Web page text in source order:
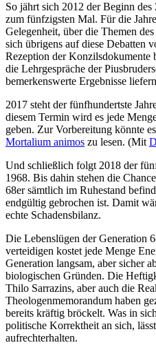
So jährt sich 2012 der Beginn
zum fünfzigsten Mal. Für die
Gelegenheit, über die Themen
sich übrigens auf diese Debatten
Rezeption der Konzilsdokumente
die Lehrgespräche der
bemerkenswerte Ergebnisse
2017 steht der fünfhundertste
diesem Termin wird es jede
geben. Zur Vorbereitung könnte
Mortalium animos zu lesen. (Mit
Und schließlich folgt 2018 der
1968. Bis dahin stehen die
68er sämtlich im Ruhestand
endgültig gebrochen ist. Damit
echte Schadensbilanz.
Die Lebenslügen der Generation
verteidigen kostet jede Menge
Generation langsam, aber sicher
biologischen Gründen. Die
Thilo Sarrazins, aber auch die
Theologenmemorandum haben
bereits kräftig bröckelt. Was in
politische Korrektheit an sich,
aufrechterhalten.